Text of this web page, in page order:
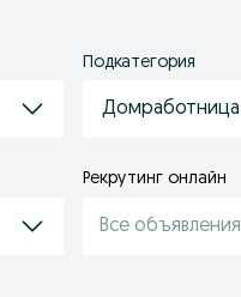
Подкатегория
Домработница
Рекрутинг онлайн
Все объявления